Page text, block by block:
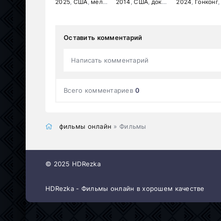
2025 США мелодрама ,комедия
2014 ,США документальный ,
2024 Гонконг,
Оставить комментарий
Написать комментарий
Всего комментариев0
фильмы онлайн » Фильмы
© 2025 HDRezka
HDRezka - Фильмы онлайн в хорошем качестве